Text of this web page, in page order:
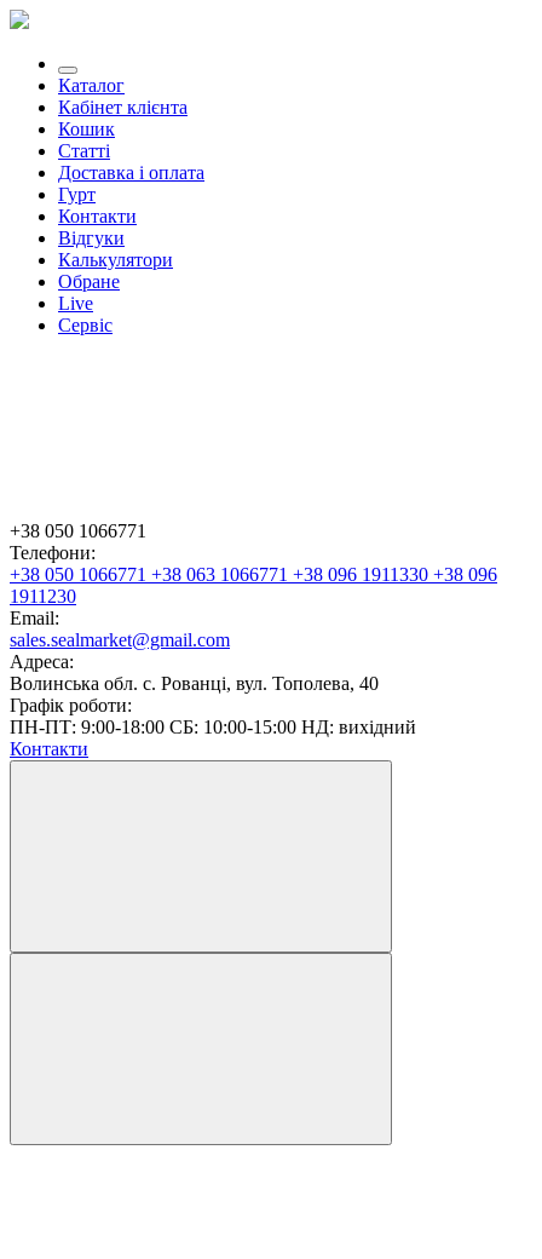
Каталог
Кабінет клієнта
Кошик
Статті
Доставка і оплата
Гурт
Контакти
Відгуки
Калькулятори
Обране
Live
Сервіс
+38 050 1066771
Телефони:
+38 050 1066771 +38 063 1066771 +38 096 1911330 +38 096
1911230
Email:
sales.sealmarket@gmail.com
Адреса:
Волинська обл. с. Рованці, вул. Тополева, 40
Графік роботи:
ПН-ПТ: 9:00-18:00 СБ: 10:00-15:00 НД: вихідний
Контакти